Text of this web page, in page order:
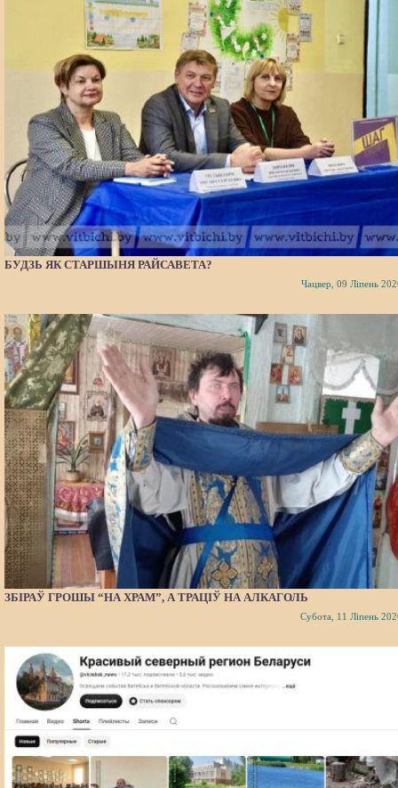
БУДЗЬ ЯК СТАРШЫНЯ РАЙСАВЕТА?
Чацвер, 09 Ліпень
ЗБІРАЎ ГРОШЫ “НА ХРАМ”, А ТРАЦІЎ НА АЛКАГОЛЬ
Субота, 11 Ліпень